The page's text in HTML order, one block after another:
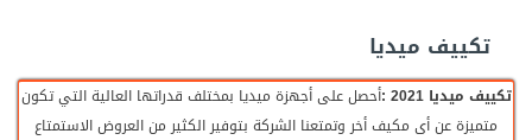
تكييف ميديا
تكييف ميديا 2021 :
أحصل على أجهزة ميديا بمختلف قدراتها العالية التي تكون
متميزة عن أى مكيف أخر وتمتعنا الشركة بتوفير الكثير من العروض الاستمتاع